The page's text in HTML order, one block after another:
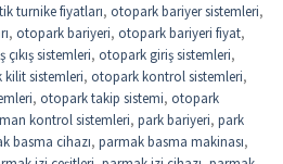
turnike fiyatları, otopark bariyer sistemleri,
, otopark bariyeri, otopark bariyeri fiyat,
sistemleri, otopark giriş sistemleri,
sistemleri, otopark kontrol sistemleri,
, otopark takip sistemi, otopark
kontrol sistemleri, park bariyeri, park
basma cihazı, parmak basma makinası,